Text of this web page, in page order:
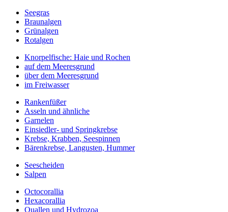
Seegras
Braunalgen
Grünalgen
Rotalgen
Knorpelfische: Haie und Rochen
auf dem Meeresgrund
über dem Meeresgrund
im Freiwasser
Rankenfüßer
Asseln und ähnliche
Garnelen
Einsiedler- und Springkrebse
Krebse, Krabben, Seespinnen
Bärenkrebse, Langusten, Hummer
Seescheiden
Salpen
Octocorallia
Hexacorallia
Quallen und Hydrozoa